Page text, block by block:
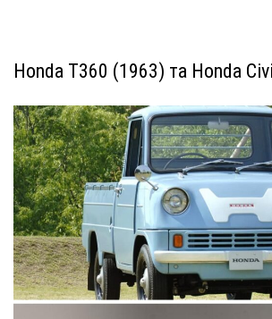
Honda T360 (1963) та Honda